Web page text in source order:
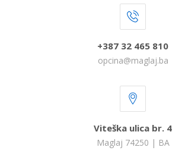
+387 32 465 810
opcina@maglaj.ba
Viteška ulica br. 4
Maglaj 74250 | BA